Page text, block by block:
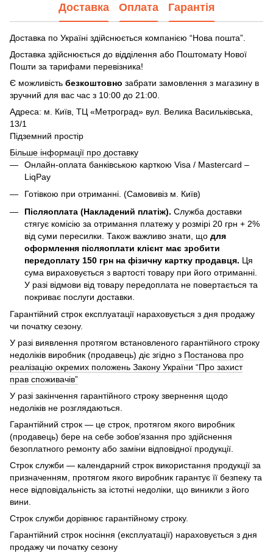
Доставка Оплата Гарантія
Доставка по Україні здійснюється компанією “Нова пошта”.
Доставка здійснюється до відділення або Поштомату Нової
Пошти за тарифами перевізника!
Є можливість безкоштовно забрати замовлення з магазину в
зручний для вас час з 10:00 до 21:00.
Адреса: м. Київ, ТЦ «Метроград» вул. Велика Васильківська,
13/1
Підземний простір
Більше інформації про доставку
Онлайн-оплата банківською карткою Visa / Mastercard –
LiqPay
Готівкою при отриманні. (Самовивіз м. Київ)
Післяоплата (Накладений платіж). Служба доставки
стягує комісію за отримання платежу у розмірі 20 грн + 2%
від суми пересилки. Також важливо знати, що для
оформлення післяоплати клієнт має зробити
передоплату 150 грн на фізичну картку продавця. Ця
сума вираховується з вартості товару при його отриманні.
У разі відмови від товару передоплата не повертається та
покриває послуги доставки.
Гарантійний строк експлуатації нараховується з дня продажу
чи початку сезону.
У разі виявлення протягом встановленого гарантійного строку
недоліків виробник (продавець) діє згідно з Постанова про
реалізацію окремих положень Закону України “Про захист
прав споживачів”
У разі закінчення гарантійного строку звернення щодо
недоліків не розглядаються.
Гарантійний строк — це строк, протягом якого виробник
(продавець) бере на себе зобов’язання про здійснення
безоплатного ремонту або заміни відповідної продукції.
Строк служби — календарний строк використання продукції за
призначенням, протягом якого виробник гарантує її безпеку та
несе відповідальність за істотні недоліки, що виникли з його
вини.
Строк служби дорівнює гарантійному строку.
Гарантійний строк носіння (експлуатації) нараховується з дня
продажу чи початку сезону